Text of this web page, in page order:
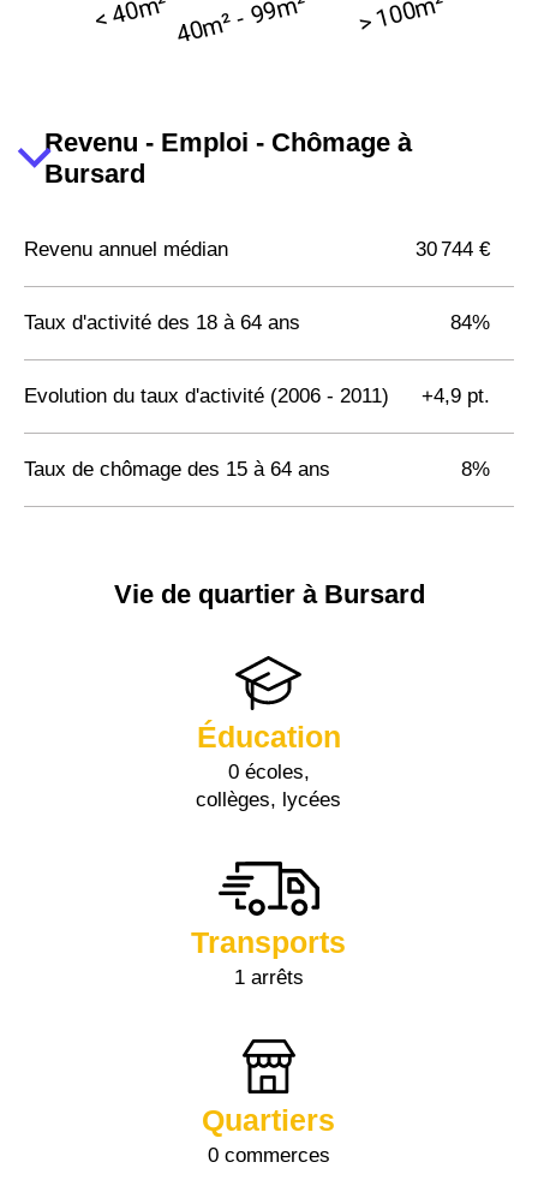
Revenu - Emploi - Chômage à
Bursard
Revenu annuel médian 30 744 €
Taux d'activité des 18 à 64 ans 84%
Evolution du taux d'activité (2006 - 2011) +4,9 pt.
Taux de chômage des 15 à 64 ans 8%
Vie de quartier à Bursard
Éducation
0 écoles,
collèges, lycées
Transports
1 arrêts
Quartiers
0 commerces